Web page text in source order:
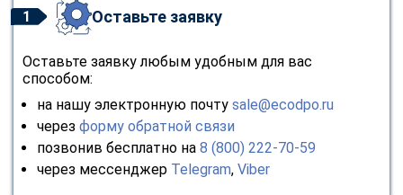
1 Оставьте заявку
Оставьте заявку любым удобным для вас
способом:
на нашу электронную почту sale@ecodpo.ru
через форму обратной связи
позвонив бесплатно на 8 (800) 222-70-59
через мессенджер Telegram, Viber